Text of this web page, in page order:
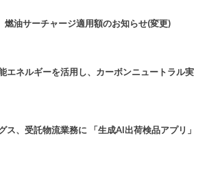
油サーチャージ適用額のお知らせ(変更)
エネルギーを活用し、カーボンニュートラル実
ス、受託物流業務に 「生成AI出荷検品アプリ」